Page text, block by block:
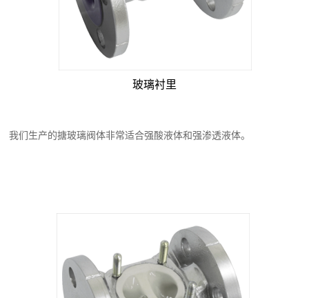
玻璃衬里
我们生产的搪玻璃阀体非常适合强酸液体和强渗透液体。